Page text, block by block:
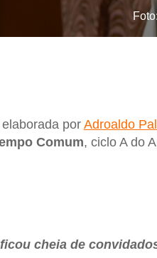
porAdroaldo
Comum, ciclo A do
cheia de